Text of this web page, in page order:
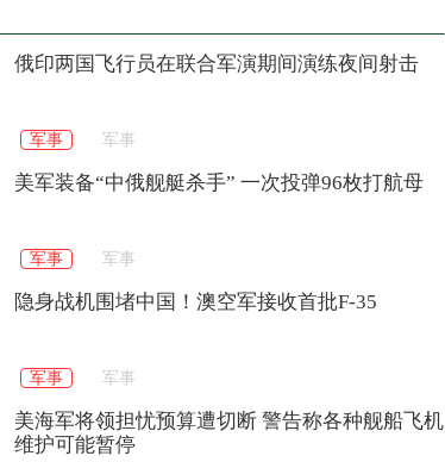
俄印两国飞行员在联合军演期间演练夜间射击
军事 军事
美军装备“中俄舰艇杀手” 一次投弹96枚打航母
军事 军事
隐身战机围堵中国！澳空军接收首批F-35
军事 军事
美海军将领担忧预算遭切断 警告称各种舰船飞机
维护可能暂停